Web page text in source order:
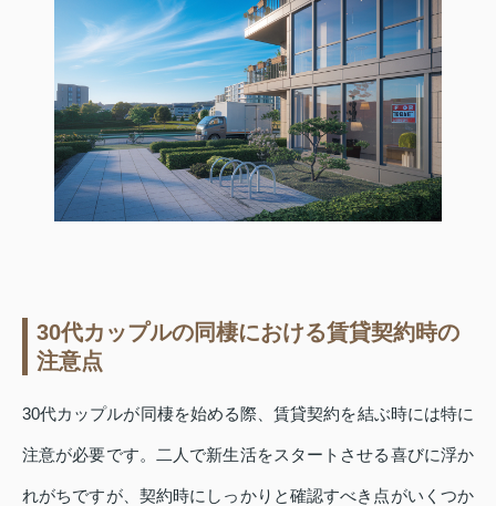
30代カップルの同棲における賃貸契約時の
注意点
30代カップルが同棲を始める際、賃貸契約を結ぶ時には特に
注意が必要です。二人で新生活をスタートさせる喜びに浮か
れがちですが、契約時にしっかりと確認すべき点がいくつか